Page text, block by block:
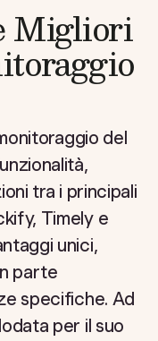
Migliori
del
tra i principali
Timely e
unici,
parte
specifiche. Ad
per il suo